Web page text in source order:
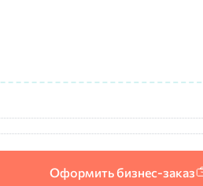
Оформить бизнес-заказ